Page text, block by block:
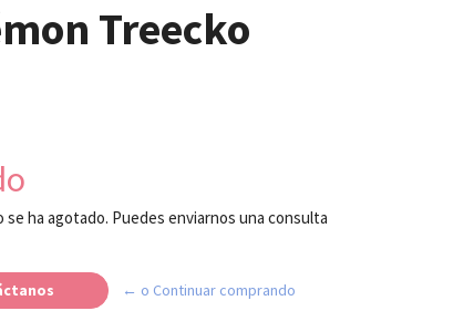
Treecko
ha agotado. Puedes enviarnos una consulta
← o Continuar comprando